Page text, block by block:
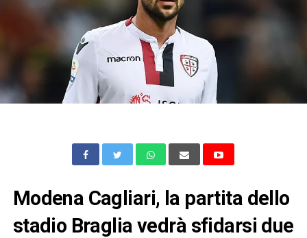
Modena Cagliari, la partita dello
stadio Braglia vedrà sfidarsi due